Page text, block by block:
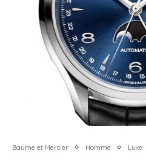
Baume et Mercier Homme Luxe